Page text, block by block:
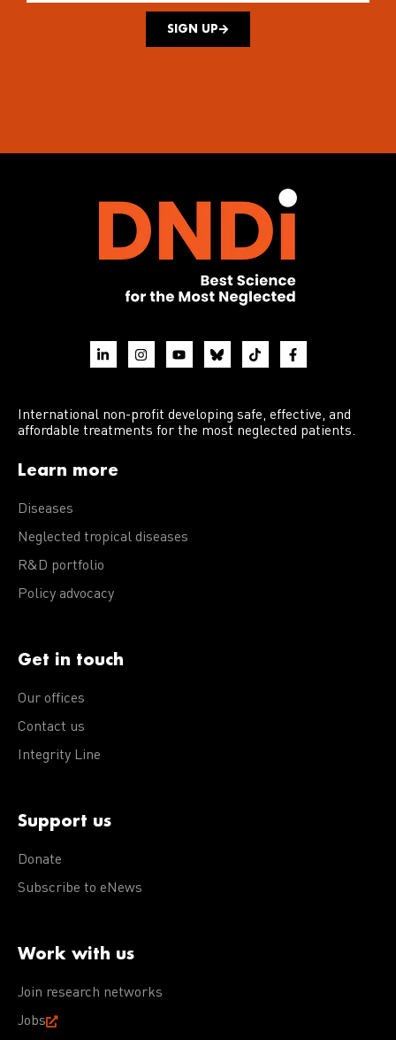
SIGN UP
International non-profit developing safe, effective, and
affordable treatments for the most neglected patients.
Learn more
Diseases
Neglected tropical diseases
R&D portfolio
Policy advocacy
Get in touch
Our offices
Contact us
Integrity Line
Support us
Donate
Subscribe to eNews
Work with us
Join research networks
Jobs